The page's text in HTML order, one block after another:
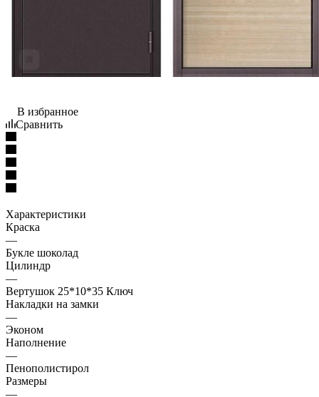
В избранное
Сравнить
Характеристики
Краска
—
Букле шоколад
Цилиндр
—
Вертушок 25*10*35 Ключ
Накладки на замки
—
Эконом
Наполнение
—
Пенополистирол
Размеры
—